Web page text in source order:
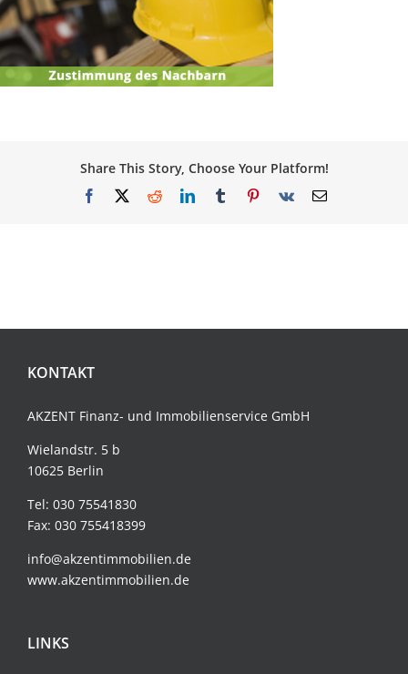
Share This Story, Choose Your Platform!
Facebook
X RedditLinkedInTumblrPinterest
Vk
E-
KONTAKT
AKZENT Finanz- und Immobilienservice GmbH
Wielandstr. 5 b
10625 Berlin
Tel: 030 75541830
Fax: 030 755418399
info@akzentimmobilien.de
www.akzentimmobilien.de
LINKS